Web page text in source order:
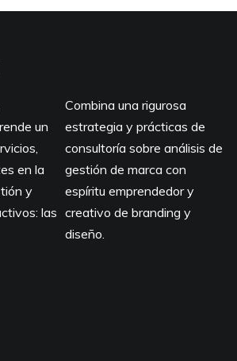
un
en la
y
las
Combina una rigurosa
estrategia y prácticas de
consultoría sobre análisis de
gestión de marca con
espíritu emprendedor y
creativo de branding y
diseño.